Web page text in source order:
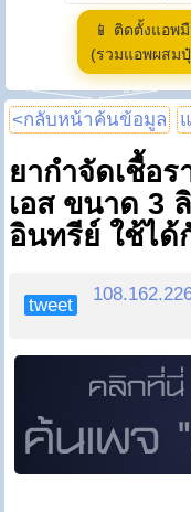
📱 ติดตั้งแอพ
(รวมแอพผสม
<กลับหน้าค้นข้อมูล
ยากำจัดเชื้อร
เอส ขนาด 3
อินทรีย์ ใช้ไ
tweet